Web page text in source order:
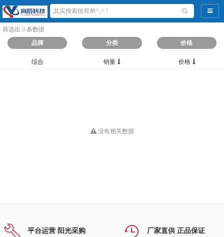
导航
筛选出 0 条数据
品牌
分类 价格
综合 销量 价格
没有相关数据
平台运营 阳光采购 厂家直供 正品保证